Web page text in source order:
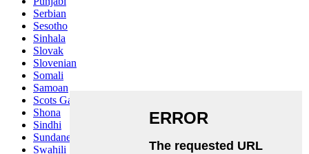
Serbian
Sesotho
Sinhala
Slovak
Slovenian
Somali
Samoan
Scots Gaelic
Shona
Sindhi
Sundanese
Swahili